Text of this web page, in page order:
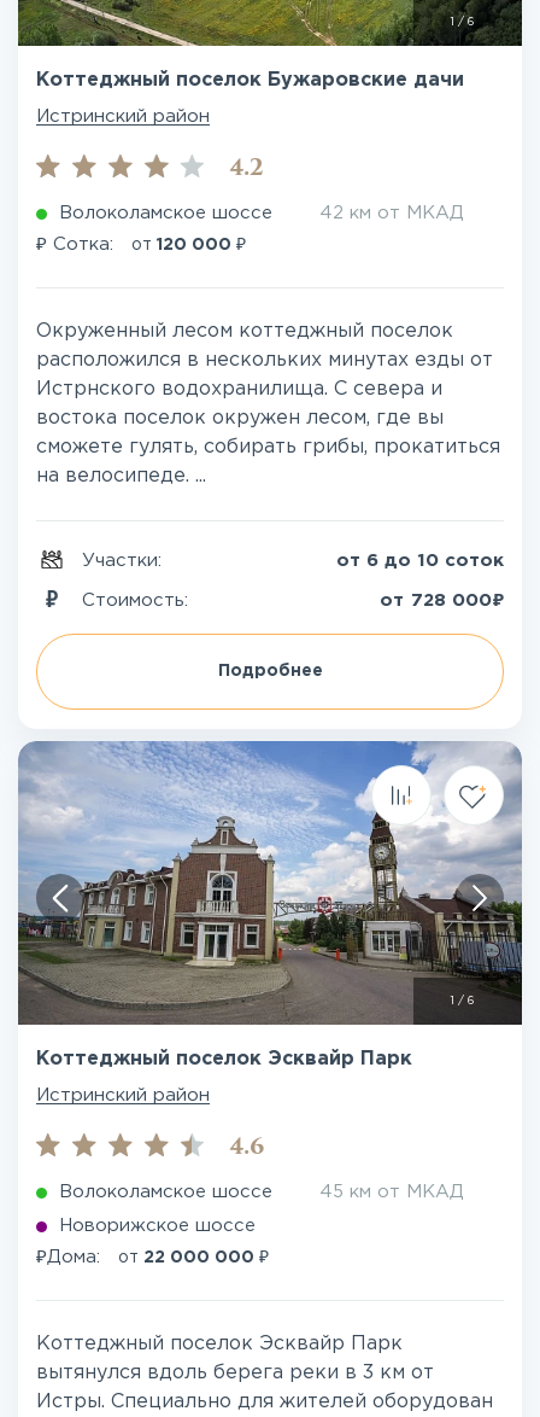
/ 6
Коттеджный поселок Бужаровские дачи
Истринский район
4.2
Волоколамское шоссе 42 км от МКАД
₽ Сотка: от 120 000 ₽
Окруженный лесом коттеджный поселок
расположился в нескольких минутах езды от
Истрнского водохранилища. С севера и
востока поселок окружен лесом, где вы
сможете гулять, собирать грибы, прокатиться
на велосипеде. ...
Участки: от 6 до 10 соток
Стоимость: от 728 000₽
Подробнее
/ 6
Коттеджный поселок Эсквайр Парк
Истринский район
4.6
Волоколамское шоссе 45 км от МКАД
Новорижское шоссе
₽Дома: от 22 000 000 ₽
Коттеджный поселок Эсквайр Парк
вытянулся вдоль берега реки в 3 км от
Истры. Специально для жителей оборудован